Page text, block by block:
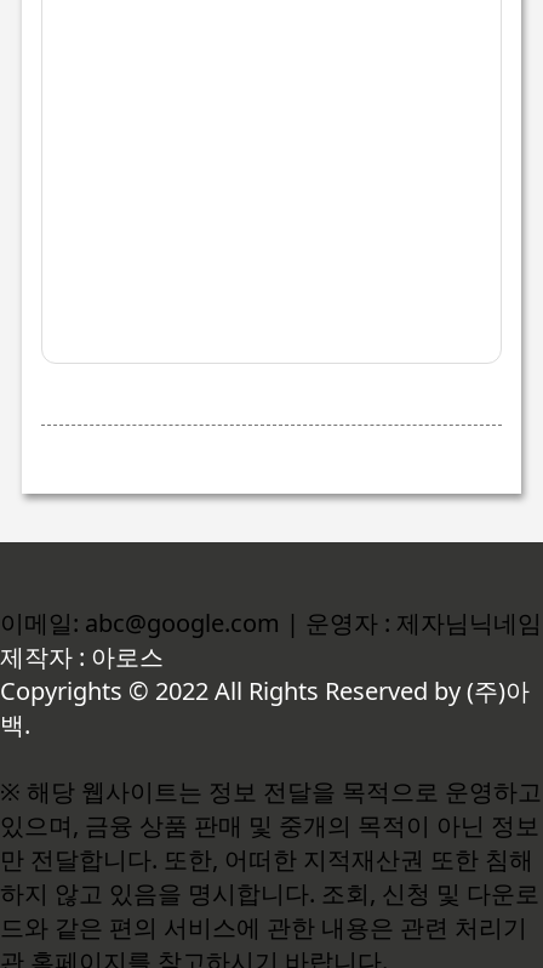
이메일: abc@google.com | 운영자 : 제자님닉네임
제작자 : 아로스
Copyrights © 2022 All Rights Reserved by (주)아
백.
※ 해당 웹사이트는 정보 전달을 목적으로 운영하고
있으며, 금융 상품 판매 및 중개의 목적이 아닌 정보
만 전달합니다. 또한, 어떠한 지적재산권 또한 침해
하지 않고 있음을 명시합니다. 조회, 신청 및 다운로
드와 같은 편의 서비스에 관한 내용은 관련 처리기